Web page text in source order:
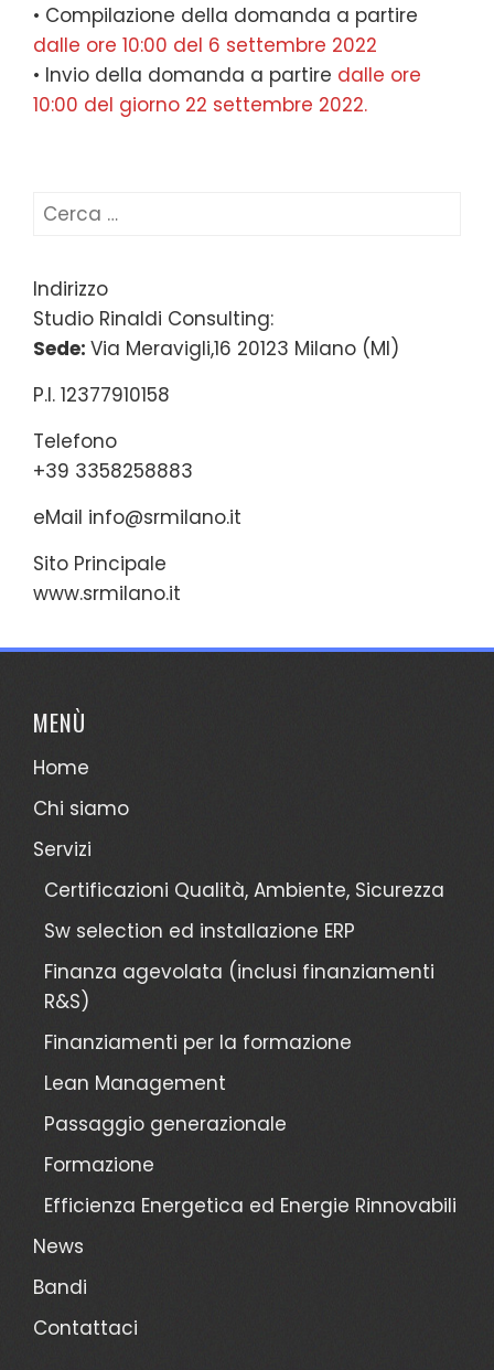
• Compilazione della domanda a partire
dalle ore 10:00 del 6 settembre 2022
• Invio della domanda a partire dalle ore
10:00 del giorno 22 settembre 2022.
Ricerca
Indirizzo
Studio Rinaldi Consulting:
Sede: Via Meravigli,16 20123 Milano (MI)
P.I. 12377910158
Telefono
+39 3358258883
eMail info@srmilano.it
Sito Principale
www.srmilano.it
MENÙ
Home
Chi siamo
Servizi
Certificazioni Qualità, Ambiente, Sicurezza
Sw selection ed installazione ERP
Finanza agevolata (inclusi finanziamenti
R&S)
Finanziamenti per la formazione
Lean Management
Passaggio generazionale
Formazione
Efficienza Energetica ed Energie Rinnovabili
News
Bandi
Contattaci